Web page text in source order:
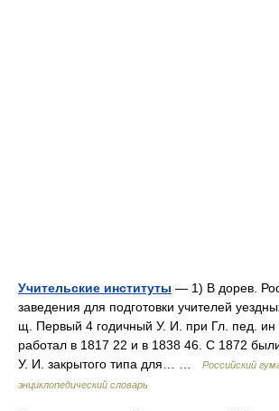
Учительские институты — 1) В дорев.
заведения для подготовки учителей
щ. Первый 4 годичный У. И. при Гл. пед. ин
работал в 1817 22 и в 1838 46. С 1872
У. И. закрытого типа для… …
Российский
энциклопедический словарь